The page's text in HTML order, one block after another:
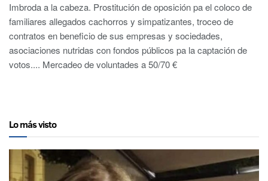
Imbroda a la cabeza. Prostitución de oposición pa el coloco de
familiares allegados cachorros y simpatizantes, troceo de
contratos en beneficio de sus empresas y sociedades,
asociaciones nutridas con fondos públicos pa la captación de
votos.... Mercadeo de voluntades a 50/70 €
Lo más visto